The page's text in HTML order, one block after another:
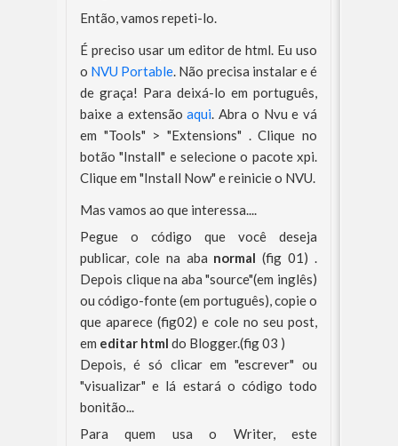
Então, vamos repeti-lo.
É preciso usar um editor de html. Eu uso
o NVU Portable. Não precisa instalar e é
de graça! Para deixá-lo em português,
baixe a extensãoaqui. Abra o Nvu e vá
em "Tools" > "Extensions" . Clique no
botão "Install" e selecione o pacote xpi.
Clique em "Install Now" e reinicie o NVU.
Mas vamos ao que interessa....
Pegue o código que você deseja
publicar, cole na aba normal (fig 01) .
Depois clique na aba "source"(em inglês)
ou código-fonte (em português), copie o
que aparece (fig02) e cole no seu post,
em editar html do Blogger.(fig 03 )
Depois, é só clicar em "escrever" ou
"visualizar" e lá estará o código todo
bonitão...
Para quem usa o Writer, este